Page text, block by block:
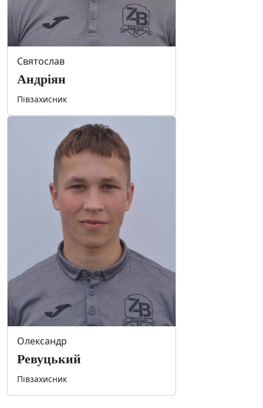
Святослав
Андріян
Півзахисник
Олександр
Ревуцький
Півзахисник